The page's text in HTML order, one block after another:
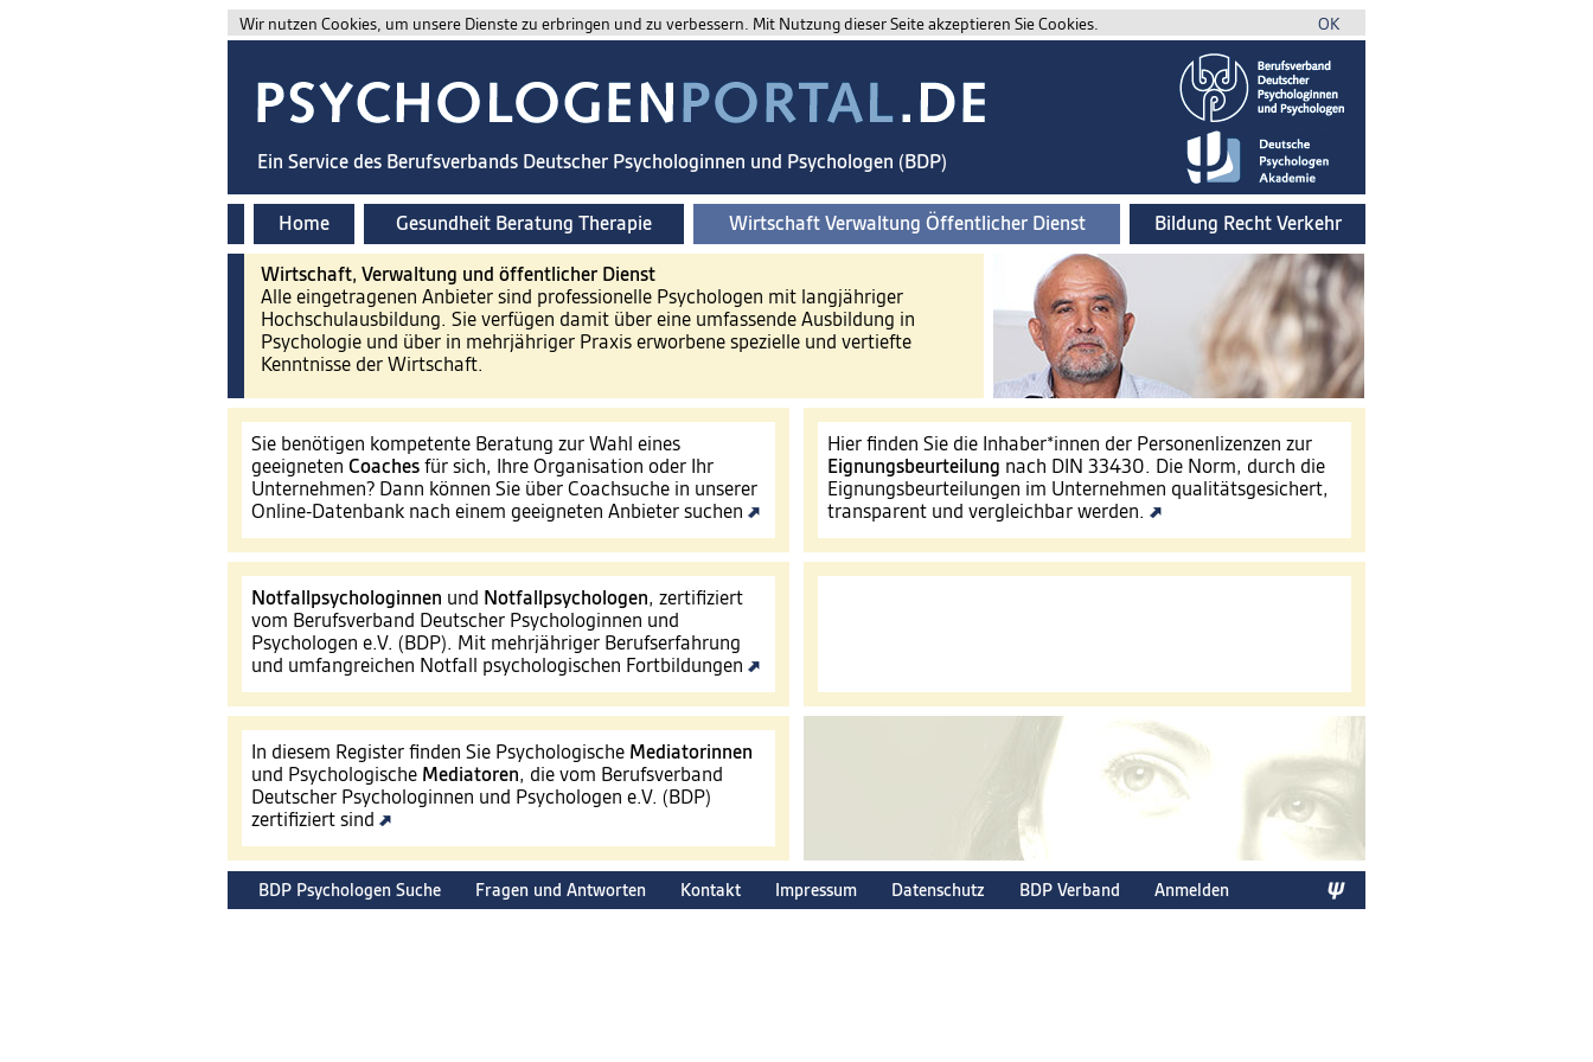
Wir nutzen Cookies, um unsere Dienste zu erbringen und zu verbessern. Mit Nutzung dieser Seite akzeptieren Sie Cookies. OK
Ein Service des Berufsverbands Deutscher Psychologinnen und Psychologen (BDP)
Home Gesundheit Beratung Therapie Wirtschaft Verwaltung Öffentlicher Dienst Bildung Recht Verkehr
Wirtschaft, Verwaltung und öffentlicher Dienst
Alle eingetragenen Anbieter sind professionelle Psychologen mit langjähriger
Hochschulausbildung. Sie verfügen damit über eine umfassende Ausbildung in
Psychologie und über in mehrjähriger Praxis erworbene spezielle und vertiefte
Kenntnisse der Wirtschaft.
Sie benötigen kompetente Beratung zur Wahl eines
geeigneten Coaches für sich, Ihre Organisation oder Ihr
Unternehmen? Dann können Sie über Coachsuche in unserer
Online-Datenbank nach einem geeigneten Anbieter suchen
Hier finden Sie die Inhaber*innen der Personenlizenzen zur
Eignungsbeurteilung nach DIN 33430. Die Norm, durch die
Eignungsbeurteilungen im Unternehmen qualitätsgesichert,
transparent und vergleichbar werden.
Notfallpsychologinnen und Notfallpsychologen, zertifiziert
vom Berufsverband Deutscher Psychologinnen und
Psychologen e.V. (BDP). Mit mehrjähriger Berufserfahrung
und umfangreichen Notfall psychologischen Fortbildungen
In diesem Register finden Sie Psychologische Mediatorinnen
und Psychologische Mediatoren, die vom Berufsverband
Deutscher Psychologinnen und Psychologen e.V. (BDP)
zertifiziert sind
BDP Psychologen Suche Fragen und Antworten Kontakt Impressum Datenschutz BDP Verband Anmelden